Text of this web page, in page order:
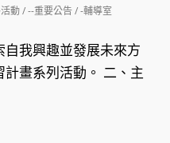
動/--重要公告/-輔導室
我興趣並發展未來方
畫系列活動。 二、主